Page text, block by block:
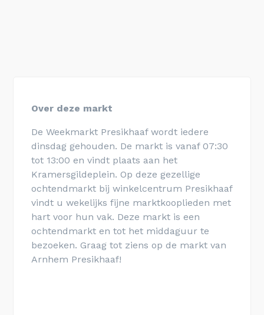
Over deze markt
De Weekmarkt Presikhaaf wordt iedere
dinsdag gehouden. De markt is vanaf 07:30
tot 13:00 en vindt plaats aan het
Kramersgildeplein. Op deze gezellige
ochtendmarkt bij winkelcentrum Presikhaaf
vindt u wekelijks fijne marktkooplieden met
hart voor hun vak. Deze markt is een
ochtendmarkt en tot het middaguur te
bezoeken. Graag tot ziens op de markt van
Arnhem Presikhaaf!